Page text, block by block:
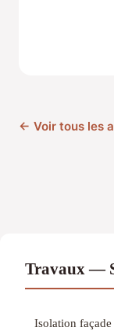
← Voir tous les
Travaux —
Isolation